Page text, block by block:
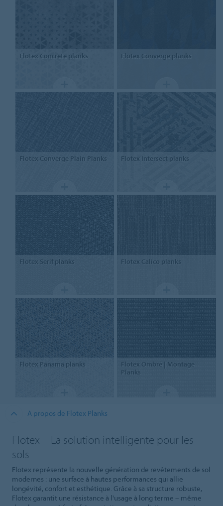
Flotex Concrete planks Flotex Converge planks
Flotex Converge Plain Planks Flotex Intersect planks
Flotex Serif planks Flotex Calico planks
Flotex Panama planks Flotex Ombré | Montage
Planks
À propos de Flotex Planks
Flotex – La solution intelligente pour les
sols
Flotex représente la nouvelle génération de revêtements de sol
modernes : une surface à hautes performances qui allie
longévité, confort et esthétique. Grâce à sa structure robuste,
Flotex garantit une résistance à l'usage à long terme – même